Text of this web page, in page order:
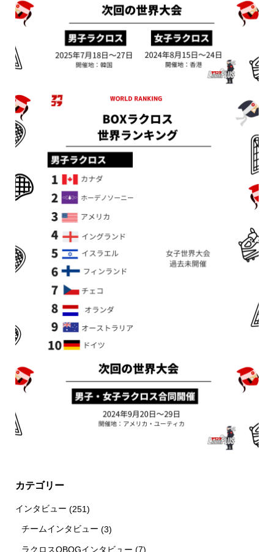
カテゴリー
インタビュー (251)
チームインタビュー (3)
ラクロスOBOGインタビュー (7)